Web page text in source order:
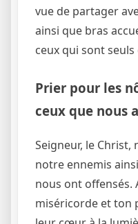
vue de partager
ainsi que bras
ceux qui sont
Prier pour les
ceux que nous
Seigneur, le
notre ennemis
nous ont offensés.
miséricorde et ton